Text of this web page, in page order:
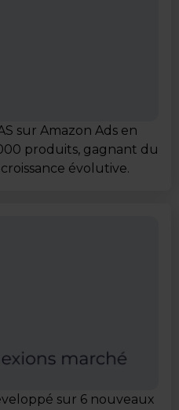
sur Amazon Ads en
produits, gagnant du
évolutive.
sur 6 nouveaux